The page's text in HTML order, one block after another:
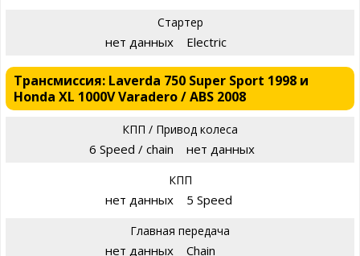
Стартер
нет данных Electric
Трансмиссия: Laverda 750 Super Sport 1998 и
Honda XL 1000V Varadero / ABS 2008
КПП / Привод колеса
6 Speed / chain нет данных
КПП
нет данных 5 Speed
Главная передача
нет данных Chain